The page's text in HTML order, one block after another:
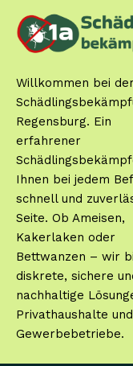
Willkommen bei der
Regensburg. Ein
erfahrener
Ihnen bei jedem
schnell und
Seite. Ob Ameisen,
Kakerlaken oder
Bettwanzen – wir
diskrete, sichere
nachhaltige
Privathaushalte und
Gewerbebetriebe.